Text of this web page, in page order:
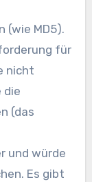
(wie MD5).
für
nicht
die
(das
und würde
Es gibt